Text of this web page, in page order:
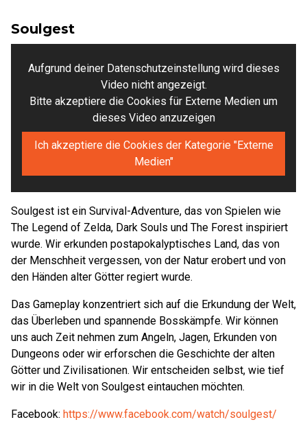
Soulgest
Aufgrund deiner Datenschutzeinstellung wird dieses
Video nicht angezeigt.
Bitte akzeptiere die Cookies für Externe Medien um
dieses Video anzuzeigen
Ich akzeptiere die Cookies der Kategorie "Externe
Medien"
Soulgest ist ein Survival-Adventure, das von Spielen wie
The Legend of Zelda, Dark Souls und The Forest inspiriert
wurde. Wir erkunden postapokalyptisches Land, das von
der Menschheit vergessen, von der Natur erobert und von
den Händen alter Götter regiert wurde.
Das Gameplay konzentriert sich auf die Erkundung der Welt,
das Überleben und spannende Bosskämpfe. Wir können
uns auch Zeit nehmen zum Angeln, Jagen, Erkunden von
Dungeons oder wir erforschen die Geschichte der alten
Götter und Zivilisationen. Wir entscheiden selbst, wie tief
wir in die Welt von Soulgest eintauchen möchten.
Facebook: https://www.facebook.com/watch/soulgest/